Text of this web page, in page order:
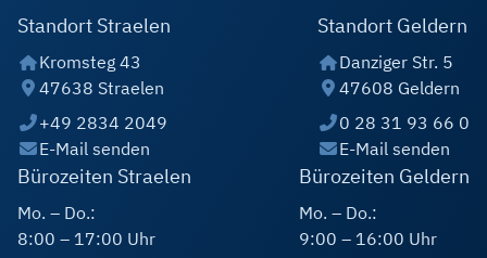
Standort Straelen
Kromsteg 43
47638 Straelen
+49 2834 2049
E-Mail senden
Standort Geldern
Danziger Str. 5
47608 Geldern
0 28 31 93 66 0
E-Mail senden
Bürozeiten Straelen
Mo. – Do.:
8:00 – 17:00 Uhr
Bürozeiten Geldern
Mo. – Do.:
9:00 – 16:00 Uhr